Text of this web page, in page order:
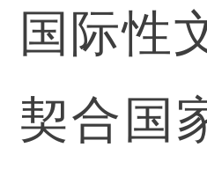
国际性
契合国